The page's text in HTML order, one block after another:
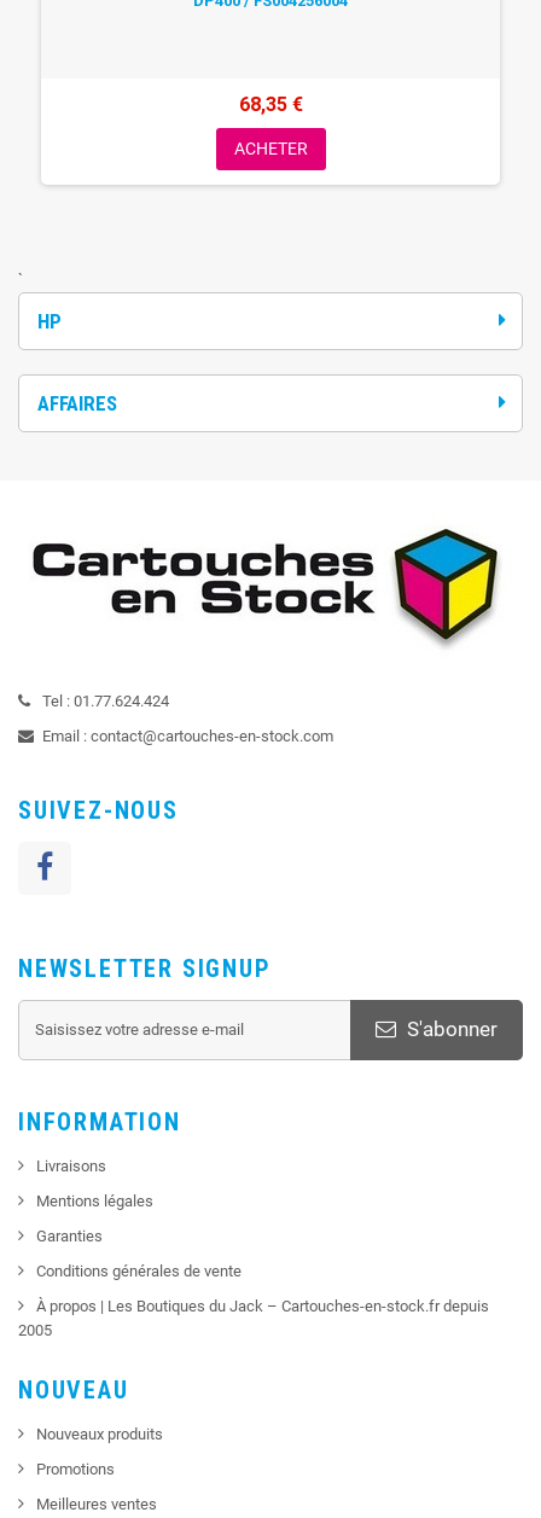
`
HP
AFFAIRES
68,35 €
ACHETER
Tel : 01.77.624.424
Email : contact@cartouches-en-stock.com
SUIVEZ-NOUS
NEWSLETTER SIGNUP
S'abonner
INFORMATION
Livraisons
Mentions légales
Garanties
Conditions générales de vente
À propos | Les Boutiques du Jack – Cartouches-en-stock.fr depuis
2005
NOUVEAU
Nouveaux produits
Promotions
Meilleures ventes